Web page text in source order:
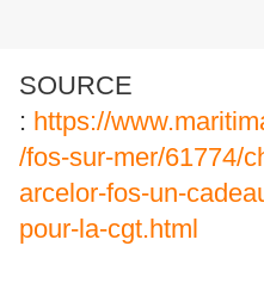
SOURCE
: https://
/fos-sur-mer/61774/
arcelor-fos-un-
pour-la-cgt.html